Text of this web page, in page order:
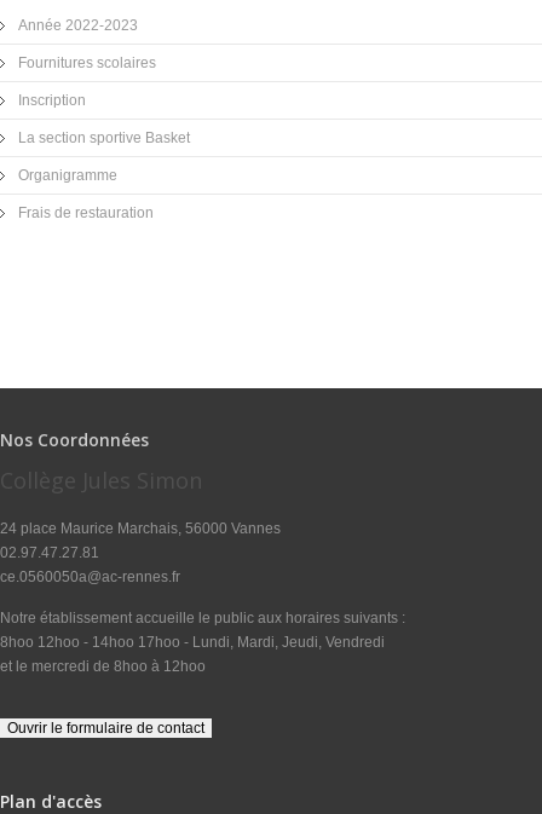
Année 2022-2023
Fournitures scolaires
Inscription
La section sportive Basket
Organigramme
Frais de restauration
Nos Coordonnées
Collège Jules Simon
24 place Maurice Marchais, 56000 Vannes
02.97.47.27.81
ce.0560050a@ac-rennes.fr
Notre établissement accueille le public aux horaires suivants :
8hoo 12hoo - 14hoo 17hoo - Lundi, Mardi, Jeudi, Vendredi
et le mercredi de 8hoo à 12hoo
Plan d'accès